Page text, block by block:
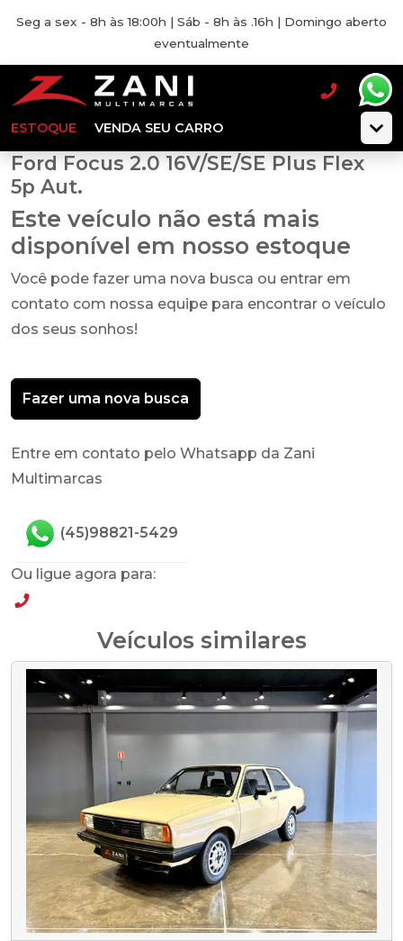
Seg a sex - 8h às 18:00h | Sáb - 8h às .16h | Domingo aberto
eventualmente
ESTOQUE VENDA SEU CARRO
Ford Focus 2.0 16V/SE/SE Plus Flex
5p Aut.
Este veículo não está mais
disponível em nosso estoque
Você pode fazer uma nova busca ou entrar em
contato com nossa equipe para encontrar o veículo
dos seus sonhos!
Fazer uma nova busca
Entre em contato pelo Whatsapp da Zani
Multimarcas
(45)98821-5429
Ou ligue agora para:
Veículos similares